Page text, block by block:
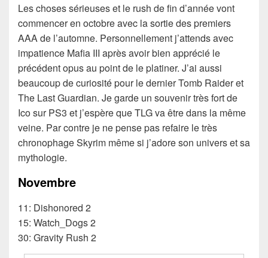
Les choses sérieuses et le rush de fin d’année vont
commencer en octobre avec la sortie des premiers
AAA de l’automne. Personnellement j’attends avec
impatience Mafia III après avoir bien apprécié le
précédent opus au point de le platiner. J’ai aussi
beaucoup de curiosité pour le dernier Tomb Raider et
The Last Guardian. Je garde un souvenir très fort de
Ico sur PS3 et j’espère que TLG va être dans la même
veine. Par contre je ne pense pas refaire le très
chronophage Skyrim même si j’adore son univers et sa
mythologie.
Novembre
11: Dishonored 2
15: Watch_Dogs 2
30: Gravity Rush 2